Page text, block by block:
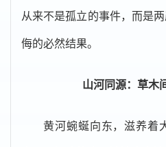
从来不是孤立的事件，而是
侮的必然结果。
山河同源：草木
黄河蜿蜒向东，滋养着